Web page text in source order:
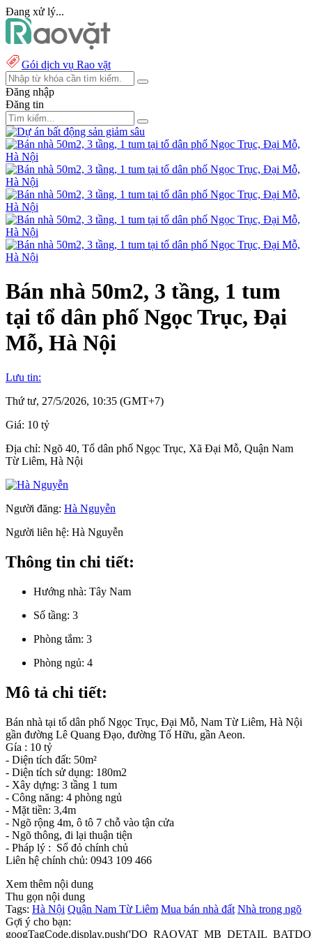
Đang xử lý...
Gói dịch vụ Rao vặt
Đăng nhập
Đăng tin
Bán nhà 50m2, 3 tầng, 1 tum
tại tổ dân phố Ngọc Trục, Đại
Mỗ, Hà Nội
Lưu tin:
Thứ tư, 27/5/2026, 10:35 (GMT+7)
Giá: 10 tỷ
Địa chỉ: Ngõ 40, Tổ dân phố Ngọc Trục, Xã Đại Mỗ, Quận Nam
Từ Liêm, Hà Nội
Người đăng: Hà Nguyễn
Người liên hệ: Hà Nguyễn
Thông tin chi tiết:
Hướng nhà: Tây Nam
Số tầng: 3
Phòng tắm: 3
Phòng ngủ: 4
Mô tả chi tiết:
Bán nhà tại tổ dân phố Ngọc Trục, Đại Mỗ, Nam Từ Liêm, Hà Nội
gần đường Lê Quang Đạo, đường Tố Hữu, gần Aeon.
Gía : 10 tỷ
- Diện tích đất: 50m²
- Diện tích sử dụng: 180m2
- Xây dựng: 3 tầng 1 tum
- Công năng: 4 phòng ngủ
- Mặt tiền: 3,4m
- Ngõ rộng 4m, ô tô 7 chỗ vào tận cửa
- Ngõ thông, đi lại thuận tiện
- Pháp lý : Sổ đỏ chính chủ
Liên hệ chính chủ: 0943 109 466
Xem thêm nội dung
Thu gọn nội dung
Tags: Hà Nội Quận Nam Từ Liêm Mua bán nhà đất Nhà trong ngõ
Gợi ý cho bạn: